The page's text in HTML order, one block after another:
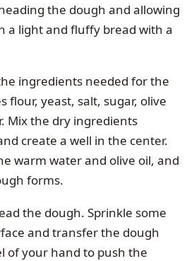
the dough and allowing
a light and fluffy bread with a
ingredients needed for the
flour, yeast, salt, sugar, olive
Mix the dry ingredients
create a well in the center.
warm water and olive oil, and
forms.
the dough. Sprinkle some
and transfer the dough
of your hand to push the